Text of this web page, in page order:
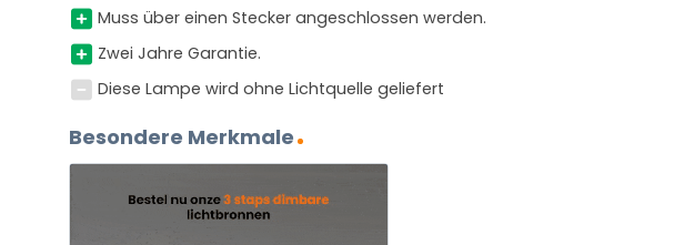
Muss über einen Stecker angeschlossen werden.
Zwei Jahre Garantie.
Diese Lampe wird ohne Lichtquelle geliefert
Besondere Merkmale